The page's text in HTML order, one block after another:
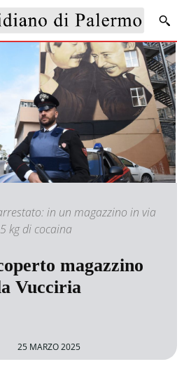
in un magazzino in via
kg di cocaina
magazzino
Vucciria
25 MARZO 2025